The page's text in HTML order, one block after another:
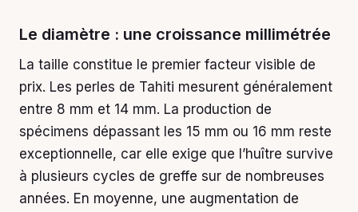
Le diamètre : une croissance millimétrée
La taille constitue le premier facteur visible de
prix. Les perles de Tahiti mesurent généralement
entre 8 mm et 14 mm. La production de
spécimens dépassant les 15 mm ou 16 mm reste
exceptionnelle, car elle exige que l’huître survive
à plusieurs cycles de greffe sur de nombreuses
années. En moyenne, une augmentation de